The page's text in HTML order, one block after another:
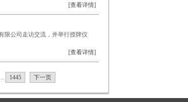
[查看详情]
限公司走访交流，并举行授牌仪
[查看详情]
.. 1445 下一页